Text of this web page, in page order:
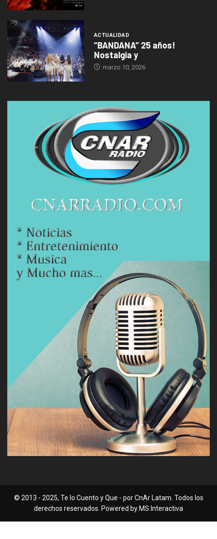
ACTUALIDAD
“BANDANA” 25 años!
Nostalgia y
marzo 10, 2026
© 2013 - 2025, Te lo Cuento y Que - por CnAr Latam. Todos los
derechos reservados. Powered by MS Interactiva